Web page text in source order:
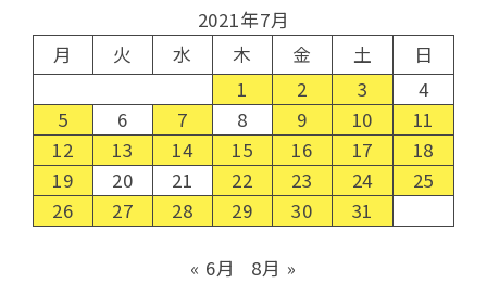
2021年7月
月
火 水 木 金 土
日
1
2 3
4
5
6 7 8 9 10
11
12
13 14 15 16 17
18
19
20 21 22 23 24
25
26
27 28 29 30 31
« 6月 8月 »